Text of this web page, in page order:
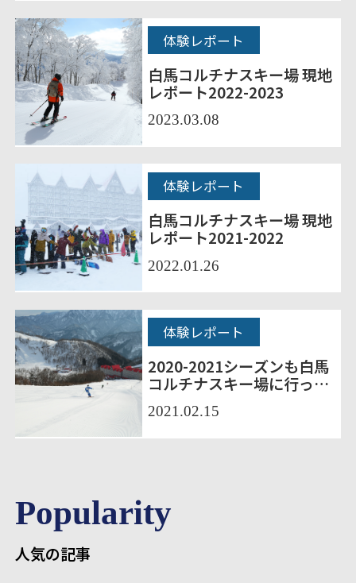
白馬コルチナスキー場 現地
レポート2022-2023
体験レポート
2023.03.08
白馬コルチナスキー場 現地
レポート2021-2022
体験レポート
2022.01.26
2020-2021シーズンも白馬
コルチナスキー場に行って
きました！
体験レポート
2021.02.15
Popularity
人気の記事